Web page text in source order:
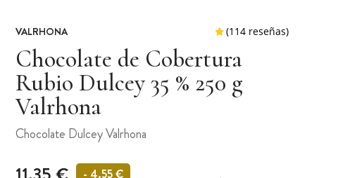
VALRHONA
Chocolate de Cobertura
Rubio Dulcey 35 % 250 g
Valrhona
Chocolate Dulcey Valrhona
- 4,55 €